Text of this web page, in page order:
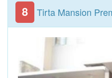
8 Tirta Mansion